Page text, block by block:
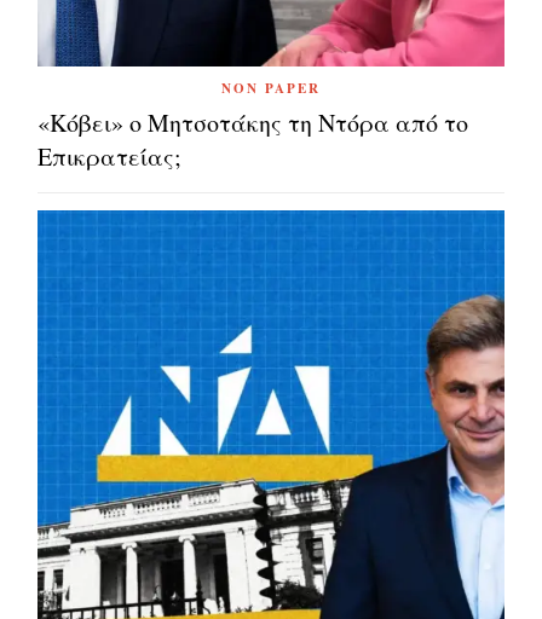
NON PAPER
«Κόβει» ο Μητσοτάκης τη Ντόρα από το
Επικρατείας;